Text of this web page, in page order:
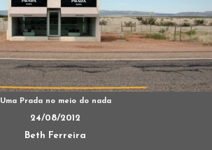
Uma Prada no meio do nada
24/08/2012
Beth Ferreira